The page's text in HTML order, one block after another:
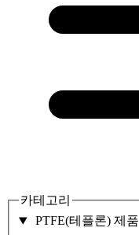
카테고리
PTFE(테플론) 제품